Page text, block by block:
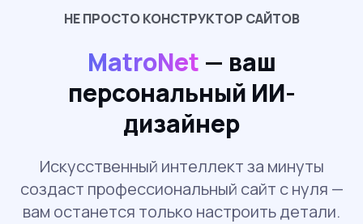
НЕ ПРОСТО КОНСТРУКТОР САЙТОВ
MatroNet — ваш
персональный ИИ-
дизайнер
Искусственный интеллект за минуты
создаст профессиональный сайт с нуля —
вам останется только настроить детали.